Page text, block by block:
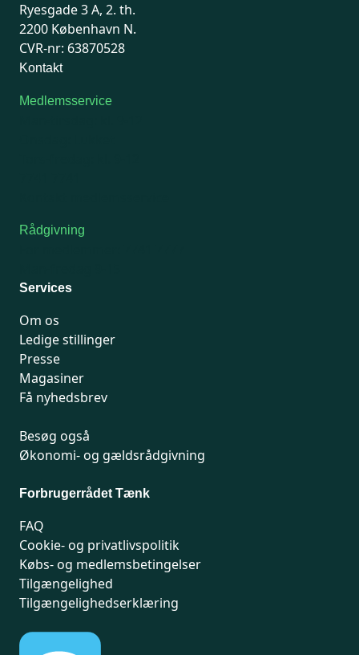
Ryesgade 3 A, 2. th.
2200 København N.
CVR-nr: 63870528
Kontakt
Medlemsservice
Rådgivning
Services
Om os
Ledige stillinger
Presse
Magasiner
Få nyhedsbrev
Besøg også
Økonomi- og gældsrådgivning
Forbrugerrådet Tænk
FAQ
Cookie- og privatlivspolitik
Købs- og medlemsbetingelser
Tilgængelighed
Tilgængelighedserklæring